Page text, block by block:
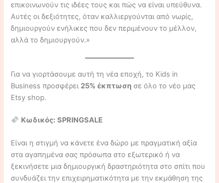
επικοινωνούν τις ιδέες τους και πώς να είναι υπεύθυνα.
Αυτές οι δεξιότητες, όταν καλλιεργούνται από νωρίς,
δημιουργούν ενήλικες που δεν περιμένουν το μέλλον,
αλλά το δημιουργούν.»
Για να γιορτάσουμε αυτή τη νέα εποχή, το Kids in
Business προσφέρει 25% έκπτωση σε όλο το νέο μας
Etsy shop.
Κωδικός: SPRINGSALE
Είναι η στιγμή να κάνετε ένα δώρο με πραγματική αξία
στα αγαπημένα σας πρόσωπα στο εξωτερικό ή να
ξεκινήσετε μια δημιουργική δραστηριότητα στο σπίτι που
συνδυάζει την επιχειρηματικότητα με την εκμάθηση της